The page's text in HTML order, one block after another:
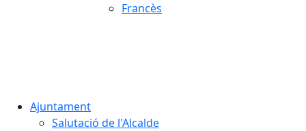
Francès
Ajuntament
Salutació de l'Alcalde